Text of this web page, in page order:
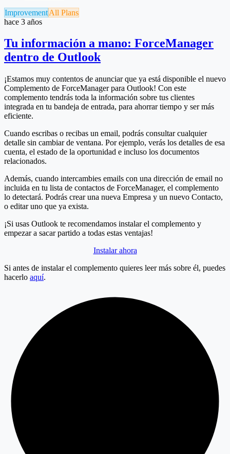
ImprovementAll Plans
hace 3 años
Tu información a mano: ForceManager
dentro de Outlook
¡Estamos muy contentos de anunciar que ya está disponible el nuevo
Complemento de ForceManager para Outlook! Con este
complemento tendrás toda la información sobre tus clientes
integrada en tu bandeja de entrada, para ahorrar tiempo y ser más
eficiente.
Cuando escribas o recibas un email, podrás consultar cualquier
detalle sin cambiar de ventana. Por ejemplo, verás los detalles de esa
cuenta, el estado de la oportunidad e incluso los documentos
relacionados.
Además, cuando intercambies emails con una dirección de email no
incluida en tu lista de contactos de ForceManager, el complemento
lo detectará. Podrás crear una nueva Empresa y un nuevo Contacto,
o editar uno que ya exista.
¡Si usas Outlook te recomendamos instalar el complemento y
empezar a sacar partido a todas estas ventajas!
Instalar ahora
Si antes de instalar el complemento quieres leer más sobre él, puedes
hacerlo aquí.